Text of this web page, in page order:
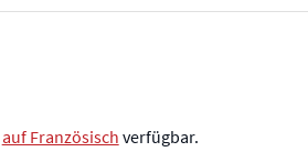
auf Französisch verfügbar.